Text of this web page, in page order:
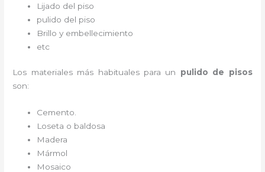
Lijado del piso
pulido del piso
Brillo y embellecimiento
etc
Los materiales más habituales para un pulido de pisos
son:
Cemento.
Loseta o baldosa
Madera
Mármol
Mosaico